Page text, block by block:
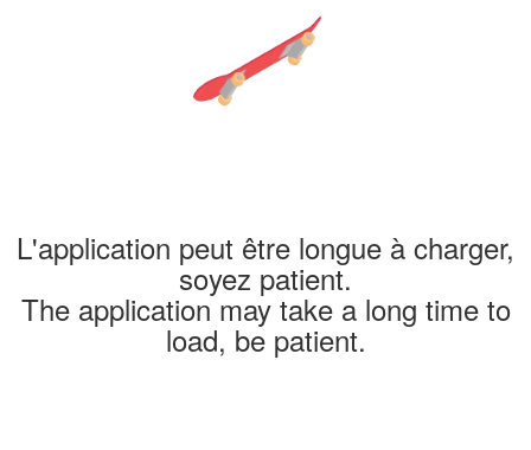
L'application peut être longue à charger,
soyez patient.
The application may take a long time to
load, be patient.